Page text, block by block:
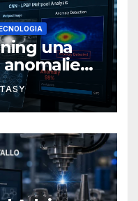
una
anomalie